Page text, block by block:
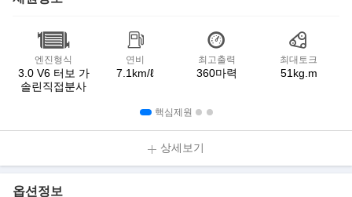
엔진형식
3.0 V6 터보 가
솔린직접분사
연비
7.1km/ℓ
최고출력
360마력
최대토크
51kg.m
핵심제원
상세보기
옵션정보